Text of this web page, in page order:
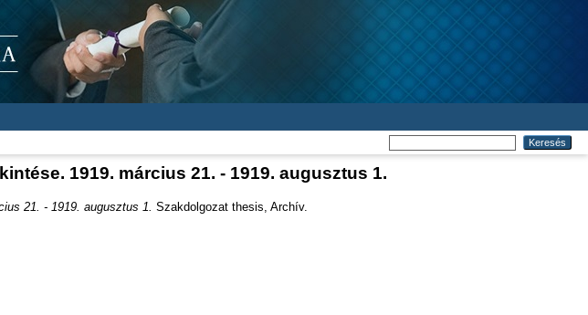
1919. március 21. - 1919. augusztus 1.
21. - 1919. augusztus 1.
Szakdolgozat thesis, Archív.